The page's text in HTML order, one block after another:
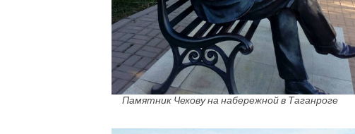
Памятник Чехову на набережной в Таганроге